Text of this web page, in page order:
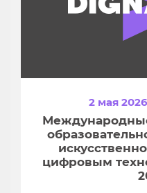
2 мая
цифровым